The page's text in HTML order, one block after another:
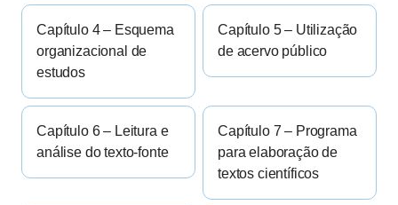
Capítulo 4 – Esquema
organizacional de
estudos
Capítulo 5 – Utilização
de acervo público
Capítulo 6 – Leitura e
análise do texto-fonte
Capítulo 7 – Programa
para elaboração de
textos científicos